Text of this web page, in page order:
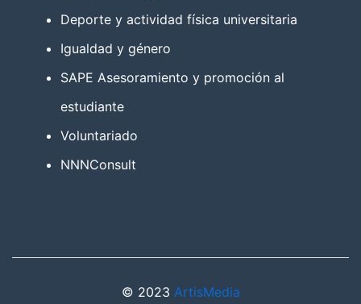
Deporte y actividad física universitaria
Igualdad y género
SAPE Asesoramiento y promoción al
estudiante
Voluntariado
NNNConsult
© 2023 ArtisMedia